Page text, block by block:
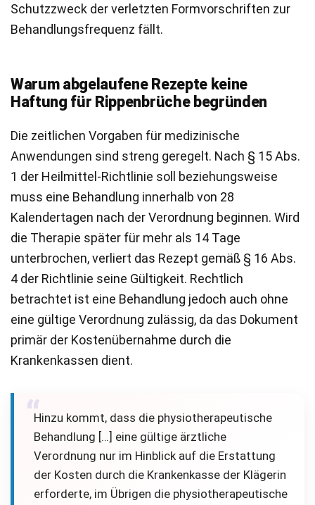
Schutzzweck der verletzten Formvorschriften zur
Behandlungsfrequenz fällt.
Warum abgelaufene Rezepte keine
Haftung für Rippenbrüche begründen
Die zeitlichen Vorgaben für medizinische
Anwendungen sind streng geregelt. Nach § 15 Abs.
1 der Heilmittel-Richtlinie soll beziehungsweise
muss eine Behandlung innerhalb von 28
Kalendertagen nach der Verordnung beginnen. Wird
die Therapie später für mehr als 14 Tage
unterbrochen, verliert das Rezept gemäß § 16 Abs.
4 der Richtlinie seine Gültigkeit. Rechtlich
betrachtet ist eine Behandlung jedoch auch ohne
eine gültige Verordnung zulässig, da das Dokument
primär der Kostenübernahme durch die
Krankenkassen dient.
Hinzu kommt, dass die physiotherapeutische
Behandlung […] eine gültige ärztliche
Verordnung nur im Hinblick auf die Erstattung
der Kosten durch die Krankenkasse der Klägerin
erforderte, im Übrigen die physiotherapeutische